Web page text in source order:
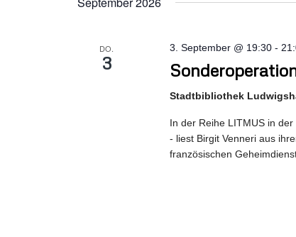
DO.
3
3. September @ 19:30 -
Stadtbibliothek
In der Reihe LITMUS in
- liest Birgit Venneri aus
französischen